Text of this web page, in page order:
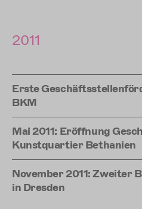
2011
Erste
BKM
Mai 2011: Eröffnung
Kunstquartier Bethanien
November 2011: Zweiter
in Dresden